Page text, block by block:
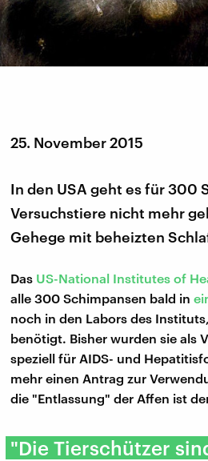
25. November 2015
In den USA geht es für 300
Versuchstiere nicht mehr
Gehege mit beheizten
Das US-National Institutes of
alle 300 Schimpansen bald in
noch in den Labors des
benötigt. Bisher wurden sie als
speziell für AIDS- und
mehr einen Antrag zur
die "Entlassung" der Affen ist
"Die Tierschützer